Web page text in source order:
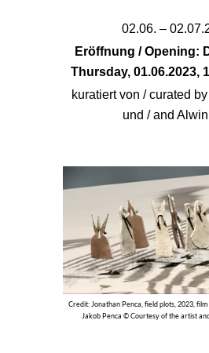
02.06. –
Eröffnung / Opening:
Thursday, 01.06.2023,
kuratiert von / curated
und / and
Credit: Jonathan Penca, field plots, 2023,
Jakob Penca © Courtesy of the artist